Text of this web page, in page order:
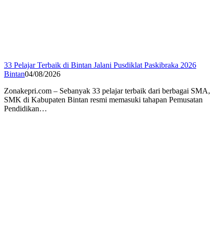
33 Pelajar Terbaik di Bintan Jalani Pusdiklat Paskibraka 2026
Bintan04/08/2026
Zonakepri.com – Sebanyak 33 pelajar terbaik dari berbagai SMA,
SMK di Kabupaten Bintan resmi memasuki tahapan Pemusatan
Pendidikan…